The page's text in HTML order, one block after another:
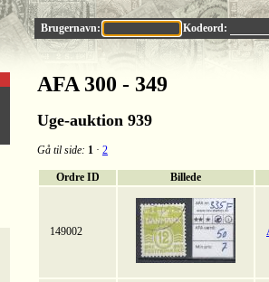
Brugernavn: Kodeord:
AFA 300 - 349
Uge-auktion 939
Gå til side: 1 · 2
Ordre ID Billede
149002